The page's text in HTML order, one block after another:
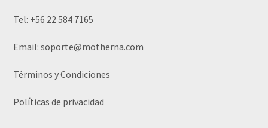
Tel: +56 22 584 7165
Email:soporte@motherna.com
Términos y Condiciones
Políticas de privacidad